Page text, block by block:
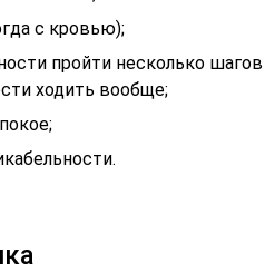
с кровью);
пройти несколько
ходить вообще;